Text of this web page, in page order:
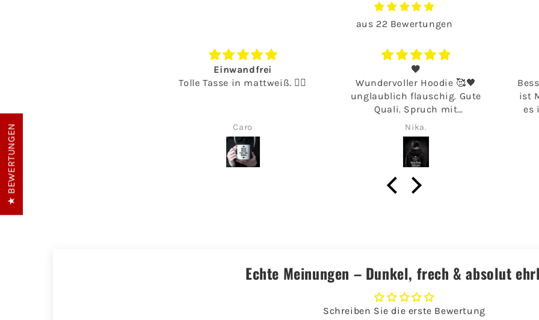
aus 22 Bewertungen
Einwandfrei
Tolle Tasse in mattweiß. 👌🏻
Caro
Wundervoller Hoodie 🥰🖤
unglaublich flauschig. Gute
Quali. Spruch mit
Persönlichkeit. Ich würd am
in Liebsten den halben Laden
durchkaufen.🖤😂🙌🏻
Nika.
ist
es
Echte Meinungen – Dunkel, frech & absolut
Schreiben Sie die erste Bewertung
★ BEWERTUNGEN